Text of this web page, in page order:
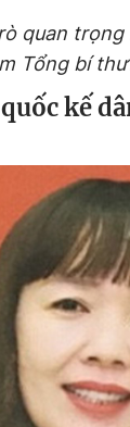
quan
Tổng bí
kế